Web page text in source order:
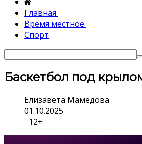
Главная
Время местное
Спорт
Баскетбол под
Елизавета Мамедова
01.10.2025
12+